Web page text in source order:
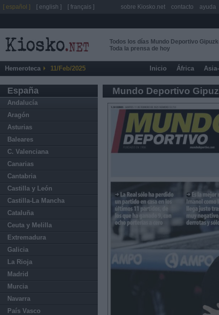
Todos los días Mundo Deportivo
Toda la prensa de hoy
Hemeroteca 11/Feb/2025 Inicio África
España
Andalucía
Aragón
Asturias
Baleares
C. Valenciana
Canarias
Cantabria
Castilla y León
Castilla-La Mancha
Cataluña
Ceuta y Melilla
Extremadura
Galicia
La Rioja
Madrid
Murcia
Navarra
País Vasco
Mundo Deportivo
[ español ] [ english ] [ français ] sobre Kiosko.net contacto ayuda